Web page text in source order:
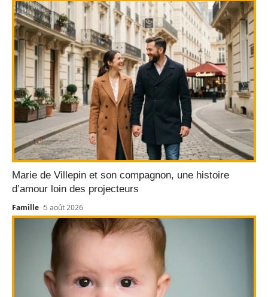
Marie de Villepin et son compagnon, une histoire
d’amour loin des projecteurs
Famille 5 août 2026